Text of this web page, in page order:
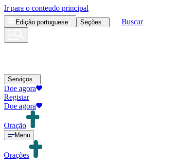
Ir para o conteudo principal
Edição portuguese Seções Buscar
Serviços
Doe agora
Registar
Doe agora
Oração
Menu
Orações